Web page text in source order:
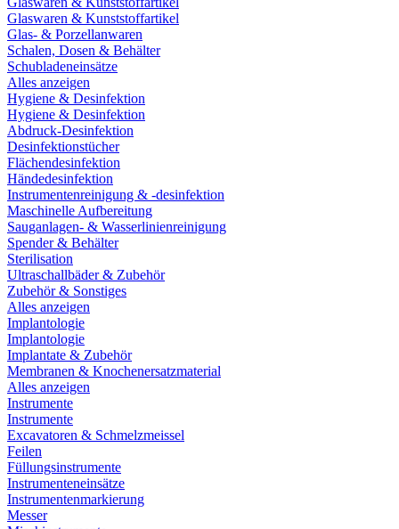
Glaswaren & Kunststoffartikel
Glas- & Porzellanwaren
Schalen, Dosen & Behälter
Schubladeneinsätze
Alles anzeigen
Hygiene & Desinfektion
Hygiene & Desinfektion
Abdruck-Desinfektion
Desinfektionstücher
Flächendesinfektion
Händedesinfektion
Instrumentenreinigung & -desinfektion
Maschinelle Aufbereitung
Sauganlagen- & Wasserlinienreinigung
Spender & Behälter
Sterilisation
Ultraschallbäder & Zubehör
Zubehör & Sonstiges
Alles anzeigen
Implantologie
Implantologie
Implantate & Zubehör
Membranen & Knochenersatzmaterial
Alles anzeigen
Instrumente
Instrumente
Excavatoren & Schmelzmeissel
Feilen
Füllungsinstrumente
Instrumenteneinsätze
Instrumentenmarkierung
Messer